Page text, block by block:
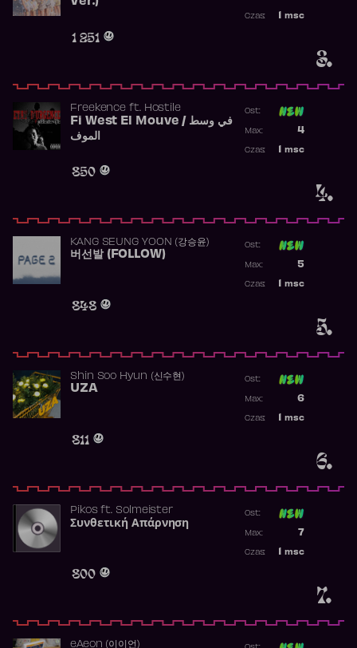
3.
1 251
msc
Czas:
4.
Freekence ft. Hostile
Fi West El Mouve / في وسط
الموف
850
Ost:
4
Max:
msc
Czas:
5.
KANG SEUNG YOON (강승윤)
버선발 (FOLLOW)
848
Ost:
5
Max:
msc
Czas:
6.
Shin Soo Hyun (신수현)
UZA
811
Ost:
6
Max:
msc
Czas:
7.
Pikosft. Solmeister
Συνθετική Απάρνηση
800
Ost:
7
Max:
msc
Czas:
​eAeon (이이언)